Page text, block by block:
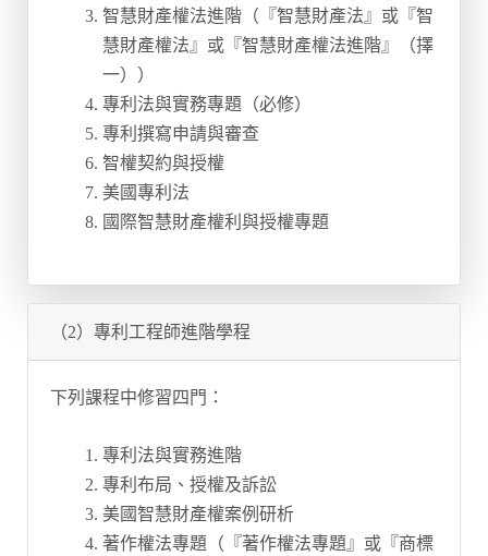
智慧財產權法進階（『智慧財產法』或『智
慧財產權法』或『智慧財產權法進階』（擇
一））
專利法與實務專題（必修）
專利撰寫申請與審查
智權契約與授權
美國專利法
國際智慧財產權利與授權專題
（2）專利工程師進階學程
下列課程中修習四門：
專利法與實務進階
專利布局、授權及訴訟
美國智慧財產權案例研析
著作權法專題（『著作權法專題』或『商標